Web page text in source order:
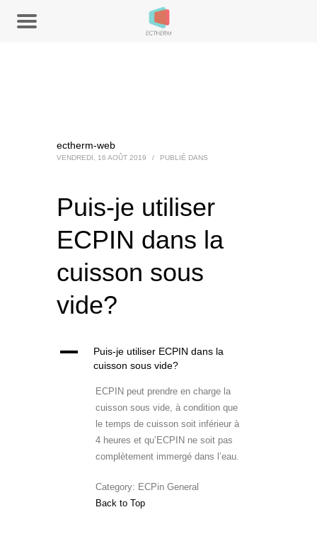
ectherm-web
VENDREDI, 16 AOÛT 2019 / PUBLIÉ DANS
Puis-je utiliser
ECPIN dans la
cuisson sous
vide?
A
Puis-je utiliser ECPIN dans la
cuisson sous vide?
ECPIN peut prendre en charge la
cuisson sous vide, à condition que
le temps de cuisson soit inférieur à
4 heures et qu’ECPIN ne soit pas
complètement immergé dans l’eau.
Category: ECPin General
Back to Top